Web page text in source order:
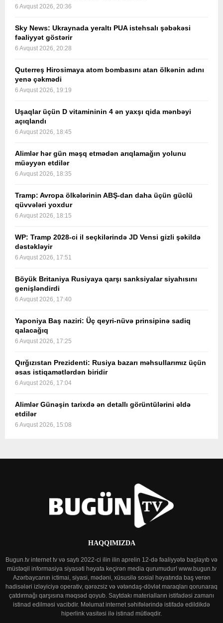
6 Avqust 2026, 20:36
Sky News: Ukraynada yeraltı PUA istehsalı şəbəkəsi
fəaliyyət göstərir
6 Avqust 2026, 20:28
Quterreş Hirosimaya atom bombasını atan ölkənin adını
yenə çəkmədi
6 Avqust 2026, 19:19
Uşaqlar üçün D vitamininin 4 ən yaxşı qida mənbəyi
açıqlandı
6 Avqust 2026, 18:45
Alimlər hər gün məşq etmədən arıqlamağın yolunu
müəyyən etdilər
6 Avqust 2026, 18:35
Tramp: Avropa ölkələrinin ABŞ-dan daha üçün güclü
qüvvələri yoxdur
6 Avqust 2026, 18:15
WP: Tramp 2028-ci il seçkilərində JD Vensi gizli şəkildə
dəstəkləyir
6 Avqust 2026, 17:51
Böyük Britaniya Rusiyaya qarşı sanksiyalar siyahısını
genişləndirdi
6 Avqust 2026, 17:40
Yaponiya Baş naziri: Üç qeyri-nüvə prinsipinə sadiq
qalacağıq
6 Avqust 2026, 17:25
Qırğızıstan Prezidenti: Rusiya bazarı məhsullarımız üçün
əsas istiqamətlərdən biridir
6 Avqust 2026, 17:04
Alimlər Günəşin tarixdə ən detallı görüntülərini əldə
etdilər
6 Avqust 2026, 15:08
HAQQIMIZDA
Bugun.tv internet tv və saytı 2022-ci ilin ilin aprelin 12-də fəaliyyətə başlayıb və
müstəqil informasiya siyasəti həyata keçirən media qurumudur! www.bugun.tv
Azərbaycanın ictimai, siyasi, mədəni, xüsusilə sosial həyatında baş verən
hadisələri izləyiciyə operativ, qərəzsiz və vətəndaş-dövlət maraqları qorunaraq
çatdırmağı qarşısına məqsəd qoyub. Saytdakı materialların istifadəsi zamanı
istinad edilməsi vacibdir. Məlumat internet səhifələrində istifadə edildikdə
hiperlink vasitəsi ilə istinad mütləqdir.